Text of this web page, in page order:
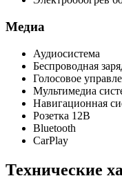
Медиа
Аудиосистема
Беспроводная
Голосовое
Мультимедиа
Навигационная
Розетка 12В
Bluetooth
CarPlay
Технические